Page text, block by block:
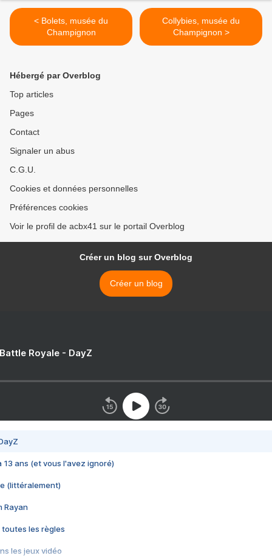
< Bolets, musée du
Champignon
Collybies, musée du
Champignon >
Hébergé par Overblog
Top articles
Pages
Contact
Signaler un abus
C.G.U.
Cookies et données personnelles
Préférences cookies
Voir le profil de acbx41 sur le portail Overblog
Créer un blog sur Overblog
Créer un blog
Royale - DayZ
13 ans (et vous l'avez ignoré)
(littéralement)
Rayan
toutes les règles
les jeux vidéo